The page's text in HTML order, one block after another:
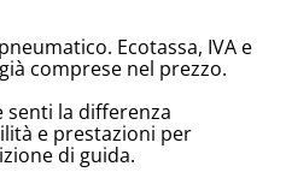
Ecotassa, IVA e
comprese nel prezzo.
senti la differenza
e prestazioni per
di guida.